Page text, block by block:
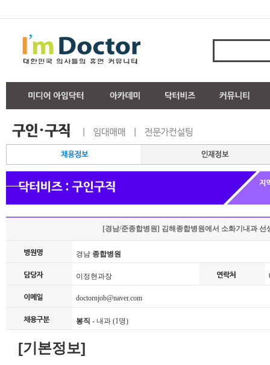
[경남/준종합병원] 김해종합병원에서 소화기내과 선
경남 종합병원
이정현과장
doctornjob@naver.com
봉직 - 내과 (1명)
[기본정보]